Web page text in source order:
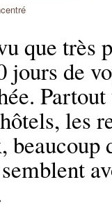
que très
jours de
les
beaucoup